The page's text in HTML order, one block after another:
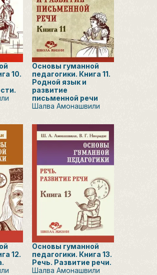
10.
Основы гуманной
педагогики. Книга 11.
Родной язык и
развитие
письменной речи
Шалва Амонашвили
12.
Основы гуманной
педагогики. Книга 13.
Речь. Развитие речи.
Шалва Амонашвили